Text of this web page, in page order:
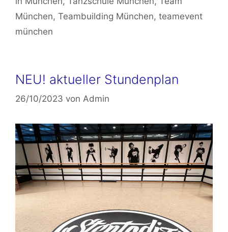
München, Teambuilding München, teamevent
münchen
NEU! aktueller Stundenplan
26/10/2023 von Admin